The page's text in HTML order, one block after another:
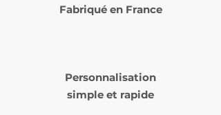
Fabriqué en France
Personnalisation
simple et rapide